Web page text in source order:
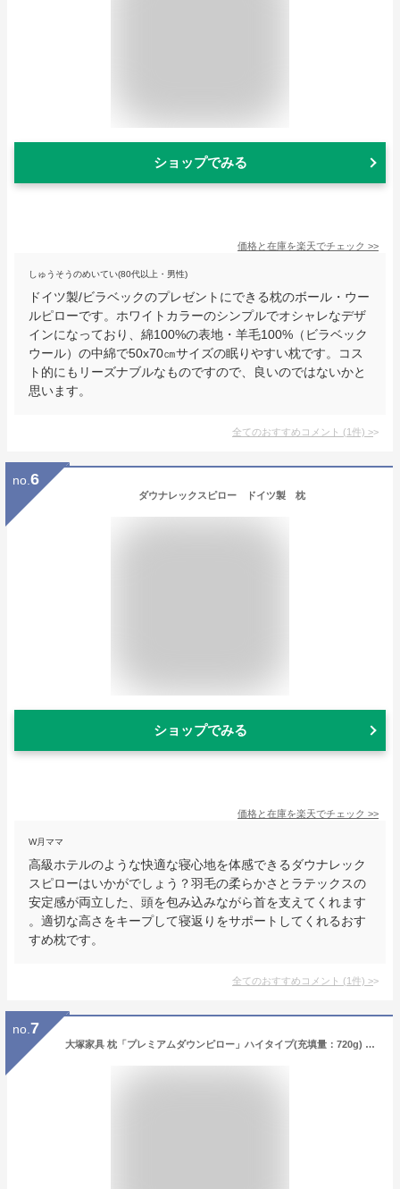
ショップでみる
価格と在庫を楽天でチェック >>
しゅうそうのめいてい(80代以上・男性)
ドイツ製/ビラベックのプレゼントにできる枕のボール・ウー
ルピローです。ホワイトカラーのシンプルでオシャレなデザ
インになっており、綿100%の表地・羊毛100%（ビラベック
ウール）の中綿で50x70㎝サイズの眠りやすい枕です。コス
ト的にもリーズナブルなものですので、良いのではないかと
思います。
全てのおすすめコメント (1件) >
no. 6
ダウナレックスピロー ドイツ製 枕
ショップでみる
価格と在庫を楽天でチェック >>
W月ママ
高級ホテルのような快適な寝心地を体感できるダウナレック
スピローはいかがでしょう？羽毛の柔らかさとラテックスの
安定感が両立した、頭を包み込みながら首を支えてくれます
。適切な高さをキープして寝返りをサポートしてくれるおす
すめ枕です。
全てのおすすめコメント (1件) >
no. 7
大塚家具 枕「プレミアムダウンピロー」ハイタイプ(充填量：720g) ポーランド産ダウン50%／フェザー50% ドイツ製